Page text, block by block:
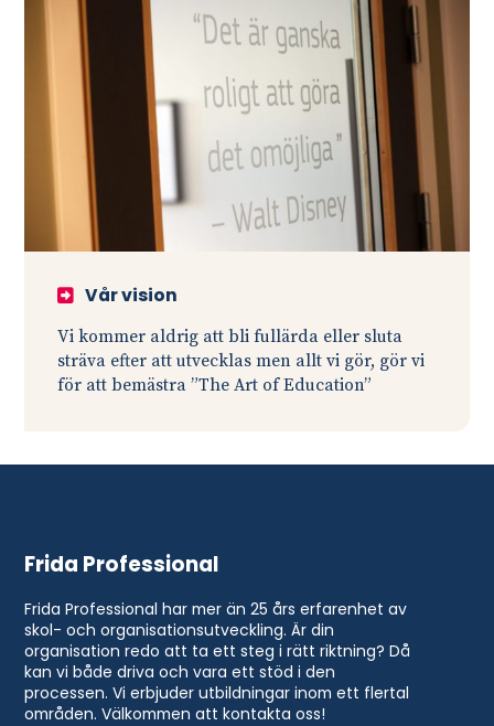
Vår vision
Vi kommer aldrig att bli fullärda eller sluta
sträva efter att utvecklas men allt vi gör, gör vi
för att bemästra ”The Art of Education”
Frida Professional
Frida Professional har mer än 25 års erfarenhet av
skol- och organisationsutveckling. Är din
organisation redo att ta ett steg i rätt riktning? Då
kan vi både driva och vara ett stöd i den
processen. Vi erbjuder utbildningar inom ett flertal
områden. Välkommen att kontakta oss!